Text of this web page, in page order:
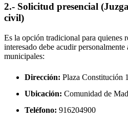
2.- Solicitud presencial
civil)
Es la opción tradicional para quienes
interesado debe acudir personalmente
municipales:
Dirección: Plaza Constitución 1
Ubicación: Comunidad de
Teléfono: 916204900